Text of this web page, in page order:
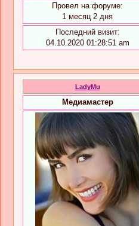
Провел на форуме:
1 месяц 2 дня
Последний визит:
04.10.2020 01:28:51 am
LadyMu
Медиамастер